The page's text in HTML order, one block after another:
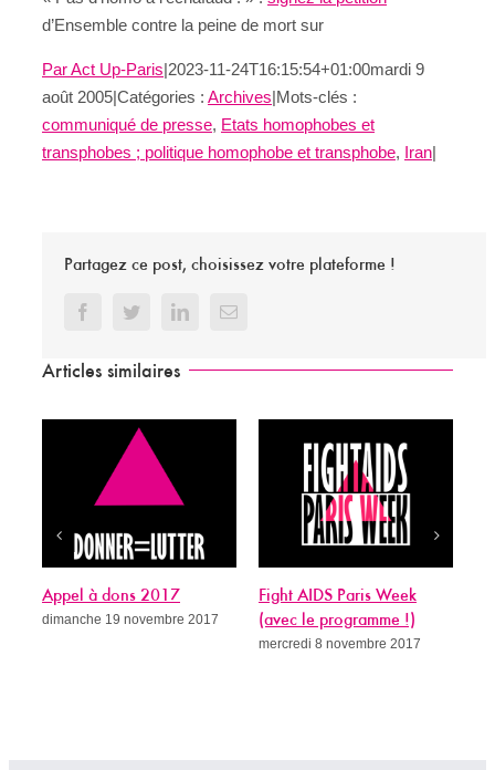
d’Ensemble contre la peine de mort sur
ParAct Up-Paris|2023-11-24T16:15:54+01:00mardi 9
août 2005|Catégories : Archives|Mots-clés :
communiqué de presse, Etats homophobes et
transphobes ; politique homophobe et transphobe, Iran|
Partagez ce post, choisissez votre plateforme !
FacebookTwitterLinkedInEmail
Articles similaires
Appel à dons 2017
dimanche 19 novembre 2017
Fight AIDS Paris Week
(avec le programme !)
mercredi 8 novembre 2017